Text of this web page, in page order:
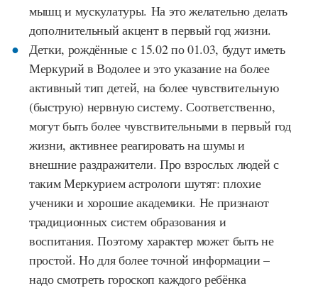
мышц и мускулатуры. На это желательно делать
дополнительный акцент в первый год жизни.
Детки, рождённые с 15.02 по 01.03, будут иметь
Меркурий в Водолее и это указание на более
активный тип детей, на более чувствительную
(быструю) нервную систему. Соответственно,
могут быть более чувствительными в первый год
жизни, активнее реагировать на шумы и
внешние раздражители. Про взрослых людей с
таким Меркурием астрологи шутят: плохие
ученики и хорошие академики. Не признают
традиционных систем образования и
воспитания. Поэтому характер может быть не
простой. Но для более точной информации –
надо смотреть гороскоп каждого ребёнка